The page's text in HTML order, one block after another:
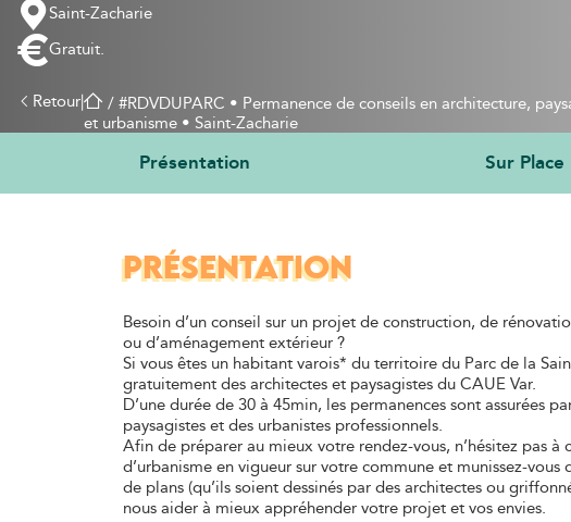
Saint-Zacharie
Gratuit.
Retour| / #RDVDUPARC • Permanence de conseils en architecture,
et urbanisme • Saint-Zacharie
Présentation Sur Place
PRÉSENTATION
Besoin d’un conseil sur un projet de construction, de
ou d’aménagement extérieur ?
Si vous êtes un habitant varois* du territoire du Parc de la
gratuitement des architectes et paysagistes du CAUE Var.
D’une durée de 30 à 45min, les permanences sont assurées
paysagistes et des urbanistes professionnels.
Afin de préparer au mieux votre rendez-vous, n’hésitez pas à
d’urbanisme en vigueur sur votre commune et munissez-
de plans (qu’ils soient dessinés par des architectes ou
nous aider à mieux appréhender votre projet et vos envies.